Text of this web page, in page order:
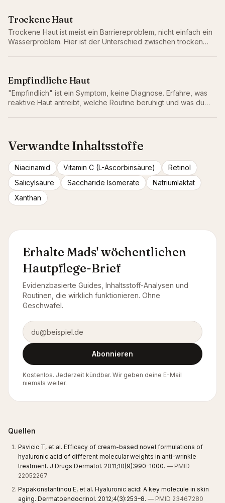
Trockene Haut
Trockene Haut ist meist ein Barriereproblem, nicht einfach ein
Wasserproblem. Hier ist der Unterschied zwischen trocken
Empfindliche Haut
"Empfindlich" ist ein Symptom, keine Diagnose. Erfahre, was
reaktive Haut antreibt, welche Routine beruhigt und was du
Verwandte Inhaltsstoffe
Niacinamid Vitamin C (L-Ascorbinsäure)
Retinol
Salicylsäure
Saccharide Isomerate
Natriumlaktat
Xanthan
Erhalte Mads' wöchentlichen
Hautpflege-Brief
Evidenzbasierte Guides, Inhaltsstoff-Analysen und
Routinen, die wirklich funktionieren. Ohne
Geschwafel.
E-Mail-Adresse
Abonnieren
Kostenlos. Jederzeit kündbar. Wir geben deine E-Mail
niemals weiter.
Quellen
Pavicic T, et al. Efficacy of cream-based novel formulations of
hyaluronic acid of different molecular weights in anti-wrinkle
treatment. J Drugs Dermatol. 2011;10(9):990–1000. — PMID
22052267
Papakonstantinou E, et al. Hyaluronic acid: A key molecule in skin
aging. Dermatoendocrinol. 2012;4(3):253–8. — PMID 23467280